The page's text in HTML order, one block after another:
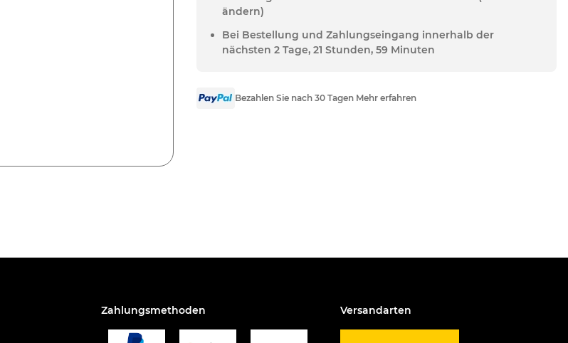
ändern)
Bei Bestellung und Zahlungseingang innerhalb der
nächsten 2 Tage, 21 Stunden, 59 Minuten
Bezahlen Sie nach 30 Tagen Mehr erfahren
Zahlungsmethoden Versandarten